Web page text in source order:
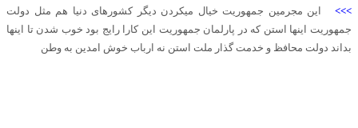
>>> این مجرمین جمهوریت خیال میکردن دیگر کشورهای دنیا هم مثل دولت
جمهوریت اینها استن که در پارلمان جمهوریت این کارا رایج بود خوب شدن تا اینها
بداند دولت محافظ و خدمت گذار ملت استن نه ارباب خوش امدین به وطن